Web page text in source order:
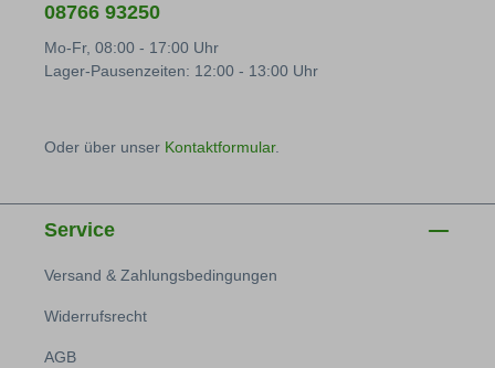
08766 93250
Mo-Fr, 08:00 - 17:00 Uhr
Lager-Pausenzeiten: 12:00 - 13:00 Uhr
Oder über unser Kontaktformular.
Service
Versand & Zahlungsbedingungen
Widerrufsrecht
AGB